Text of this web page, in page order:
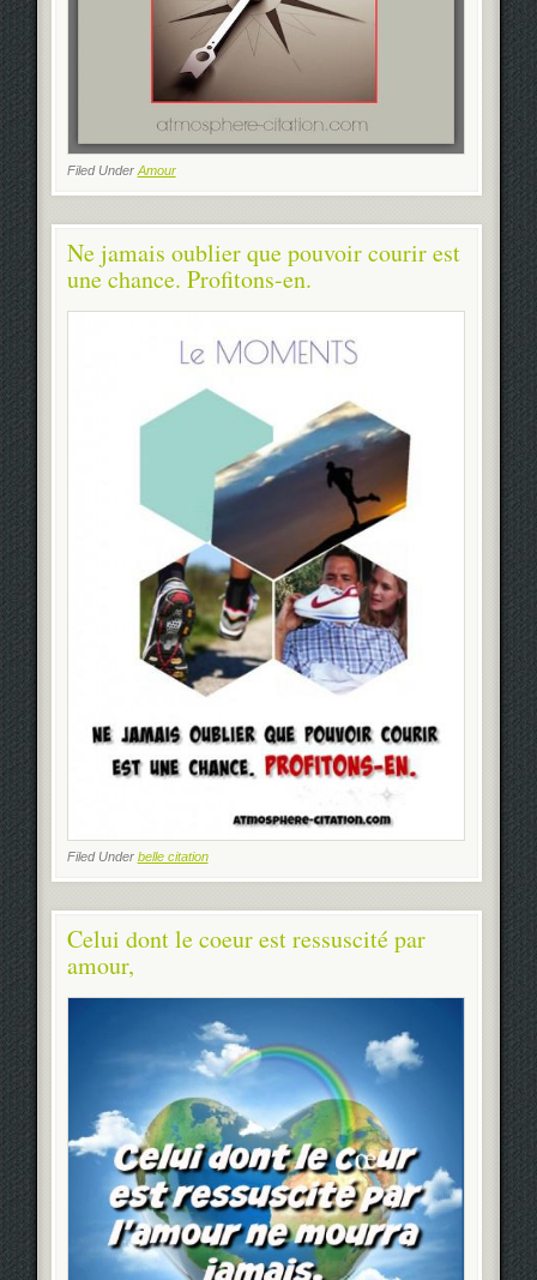
Filed Under Amour
Ne jamais oublier que pouvoir courir est
une chance. Profitons-en.
Filed Under belle citation
Celui dont le coeur est ressuscité par
amour,